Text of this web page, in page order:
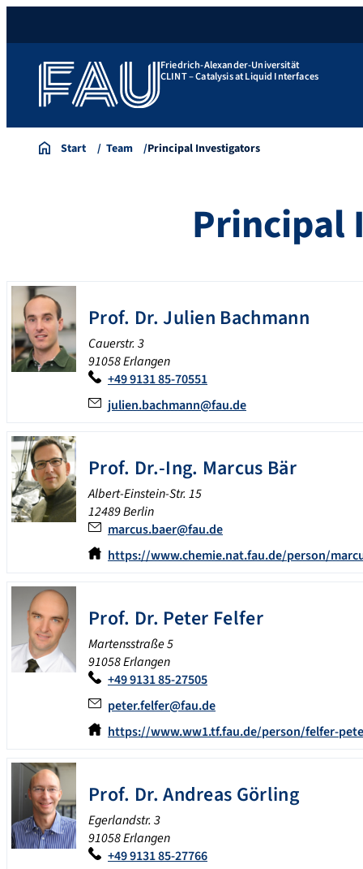
Friedrich-Alexander-Universität
CLINT – Catalysis at Liquid Interfaces
Start Team Principal Investigators
Principal
Prof. Dr. Julien Bachmann
Cauerstr. 3
91058 Erlangen
+49 9131 85-70551
julien.bachmann@fau.de
Prof. Dr.-Ing. Marcus Bär
Albert-Einstein-Str. 15
12489Berlin
marcus.baer@fau.de
https://www.chemie.nat.fau.de/person/
Prof. Dr. Peter Felfer
Martensstraße 5
91058 Erlangen
+49 9131 85-27505
peter.felfer@fau.de
https://www.ww1.tf.fau.de/person/felfer-
Prof. Dr. Andreas Görling
Egerlandstr. 3
91058 Erlangen
+49 9131 85-27766